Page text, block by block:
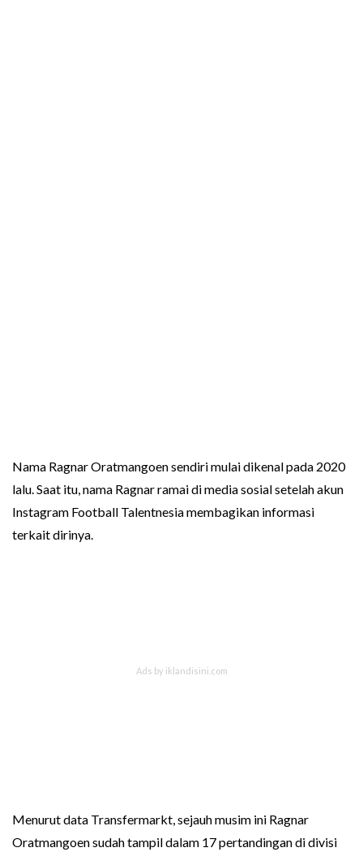
Nama Ragnar Oratmangoen sendiri mulai dikenal pada 2020
lalu. Saat itu, nama Ragnar ramai di media sosial setelah akun
Instagram Football Talentnesia membagikan informasi
terkait dirinya.
Menurut data Transfermarkt, sejauh musim ini Ragnar
Oratmangoen sudah tampil dalam 17 pertandingan di divisi